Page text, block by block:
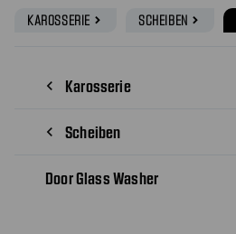
KAROSSERIE navigate_next SCHEIBEN navigate_next
navigate_before Karosserie
navigate_before Scheiben
Door Glass Washer